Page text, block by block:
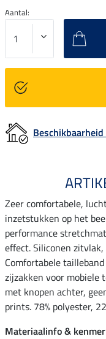
Aantal:
Beschikbaarheid
Zeer comfortabele,
inzetstukken op het
performance
effect. Siliconen
Comfortabele
zijzakken voor mobiele
met knopen achter,
prints. 78% polyester,
Materiaalinfo &